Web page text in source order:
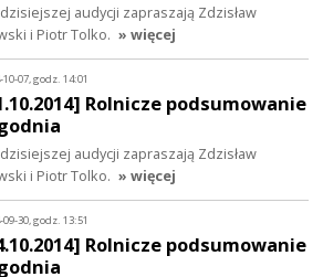
audycji zapraszają Zdzisław
i Piotr Tolko. » więcej
10-07, godz. 14:01
Rolnicze podsumowanie
audycji zapraszają Zdzisław
i Piotr Tolko. » więcej
09-30, godz. 13:51
Rolnicze podsumowanie